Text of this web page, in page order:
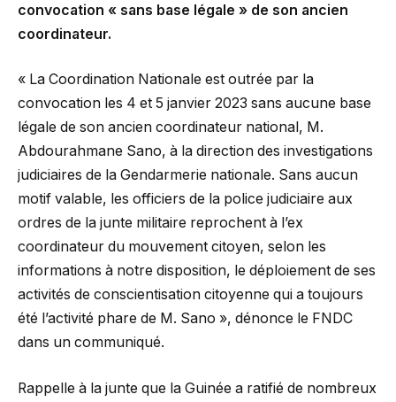
convocation « sans base légale » de son ancien
coordinateur.
« La Coordination Nationale est outrée par la
convocation les 4 et 5 janvier 2023 sans aucune base
légale de son ancien coordinateur national, M.
Abdourahmane Sano, à la direction des investigations
judiciaires de la Gendarmerie nationale. Sans aucun
motif valable, les officiers de la police judiciaire aux
ordres de la junte militaire reprochent à l’ex
coordinateur du mouvement citoyen, selon les
informations à notre disposition, le déploiement de ses
activités de conscientisation citoyenne qui a toujours
été l’activité phare de M. Sano », dénonce le FNDC
dans un communiqué.
Rappelle à la junte que la Guinée a ratifié de nombreux